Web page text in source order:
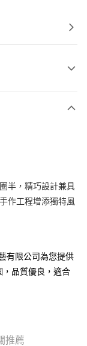
半，精巧設計兼具
作工程增添獨特風
有限公司為您提供
品質優良，適合
推薦